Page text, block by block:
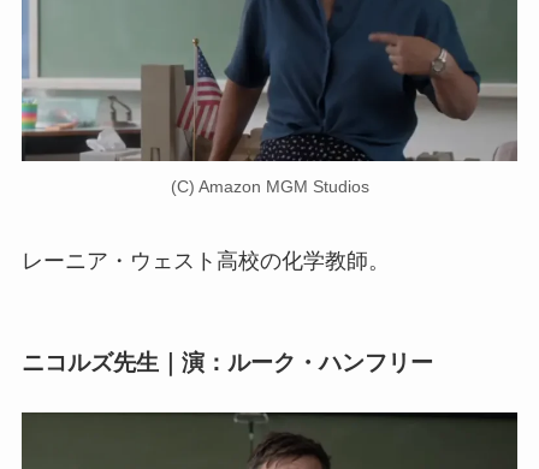
(C) Amazon MGM Studios
レーニア・ウェスト高校の化学教師。
ニコルズ先生｜演：ルーク・ハンフリー